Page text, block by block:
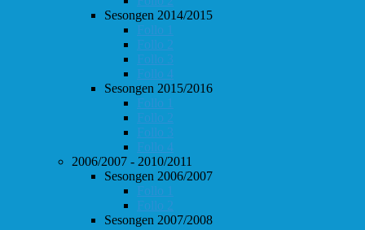
Sesongen 2014/2015
Follo 1
Follo 2
Follo 3
Follo 4
Sesongen 2015/2016
Follo 1
Follo 2
Follo 3
Follo 4
2006/2007 - 2010/2011
Sesongen 2006/2007
Follo 1
Follo 2
Sesongen 2007/2008